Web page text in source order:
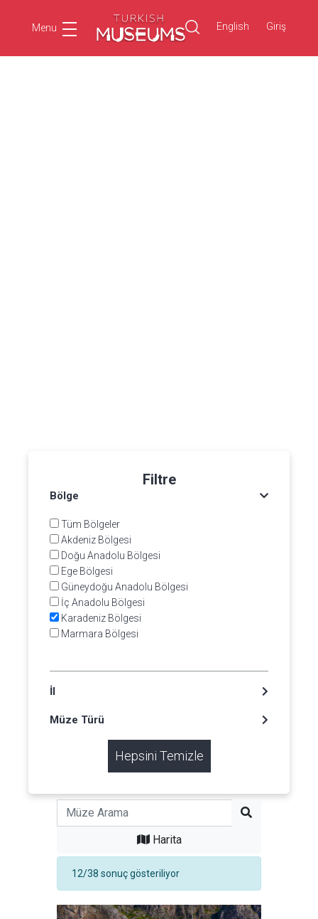
Menu
English Giriş
Filtre
Bölge
Tüm Bölgeler
Akdeniz Bölgesi
Doğu Anadolu Bölgesi
Ege Bölgesi
Güneydoğu Anadolu Bölgesi
İç Anadolu Bölgesi
Karadeniz Bölgesi
Marmara Bölgesi
İl
Müze Türü
Hepsini Temizle
Harita
12/38 sonuç gösteriliyor